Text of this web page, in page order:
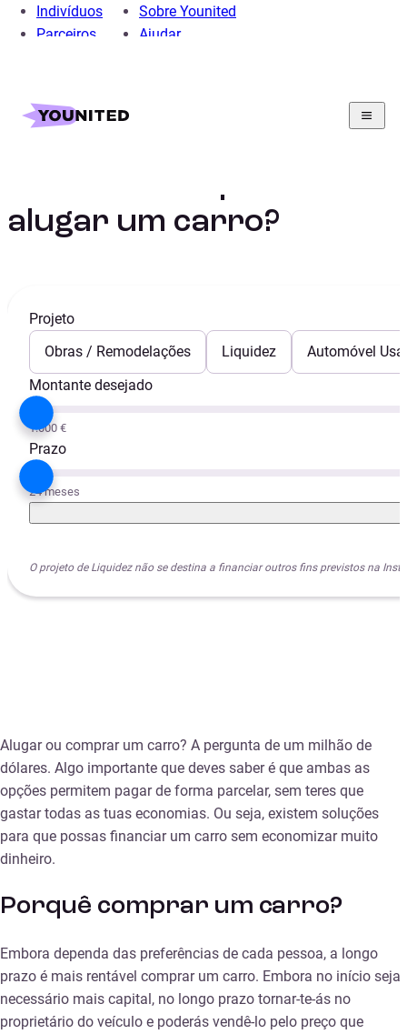
Indivíduos
Parceiros
Sobre Younited
Ajudar
Home
Guia
É melhor comprar ou alugar um carro?
alugar um carro?
Projeto
Obras / Remodelações
Liquidez
Automóvel
Montante desejado
1.000 €
Prazo
24 meses
O projeto de Liquidez não se destina a financiar outros fins previstos na
Alugar ou comprar um carro? A pergunta de um milhão de
dólares. Algo importante que deves saber é que ambas as
opções permitem pagar de forma parcelar, sem teres que
gastar todas as tuas economias. Ou seja, existem soluções
para que possas financiar um carro sem economizar muito
dinheiro.
Porquê comprar um carro?
Embora dependa das preferências de cada pessoa, a longo
prazo é mais rentável comprar um carro. Embora no início seja
necessário mais capital, no longo prazo tornar-te-ás no
proprietário do veículo e poderás vendê-lo pelo preço que